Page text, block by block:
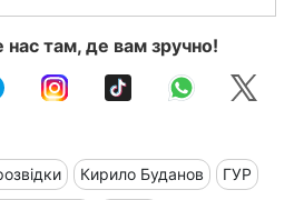
нас там, де вам зручно!
Кирило Буданов ГУР